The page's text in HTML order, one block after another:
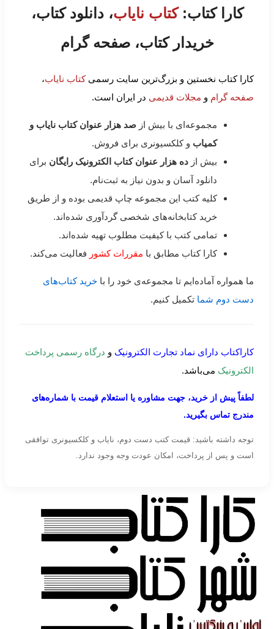
کارا کتاب:کتاب نایاب، دانلود کتاب،
خریدار کتاب، صفحه گرام
کارا کتاب نخستین و بزرگ‌ترین سایت رسمیکتاب نایاب،
صفحه گرام و مجلات قدیمی در ایران است.
مجموعه‌ای با بیش از صد هزار عنوان کتاب نایاب و
کمیاب و کلکسیونری برای فروش.
بیش از ده هزار عنوان کتاب الکترونیک رایگان برای
دانلود آسان و بدون نیاز به ثبت‌نام.
کلیه کتب این مجموعه چاپ قدیمی بوده و از طریق
خرید کتابخانه‌های شخصی گردآوری شده‌اند.
تمامی کتب با کیفیت مطلوب تهیه شده‌اند.
کارا کتاب مطابق با مقررات کشور فعالیت می‌کند.
ما همواره آماده‌ایم تا مجموعه‌ی خود را با خرید کتاب‌های
دست دوم شما تکمیل کنیم.
کاراکتاب دارای نماد تجارت الکترونیک و درگاه رسمی پرداخت
الکترونیک می‌باشد.
لطفاً پیش از خرید، جهت مشاوره یا استعلام قیمت با شماره‌های
مندرج تماس بگیرید.
توجه داشته باشید: قیمت کتب دست دوم، نایاب و کلکسیونری توافقی
است و پس از پرداخت، امکان عودت وجه وجود ندارد.